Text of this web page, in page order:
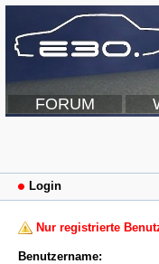
FORUM
Login
Nur registrierte
Benutzername: